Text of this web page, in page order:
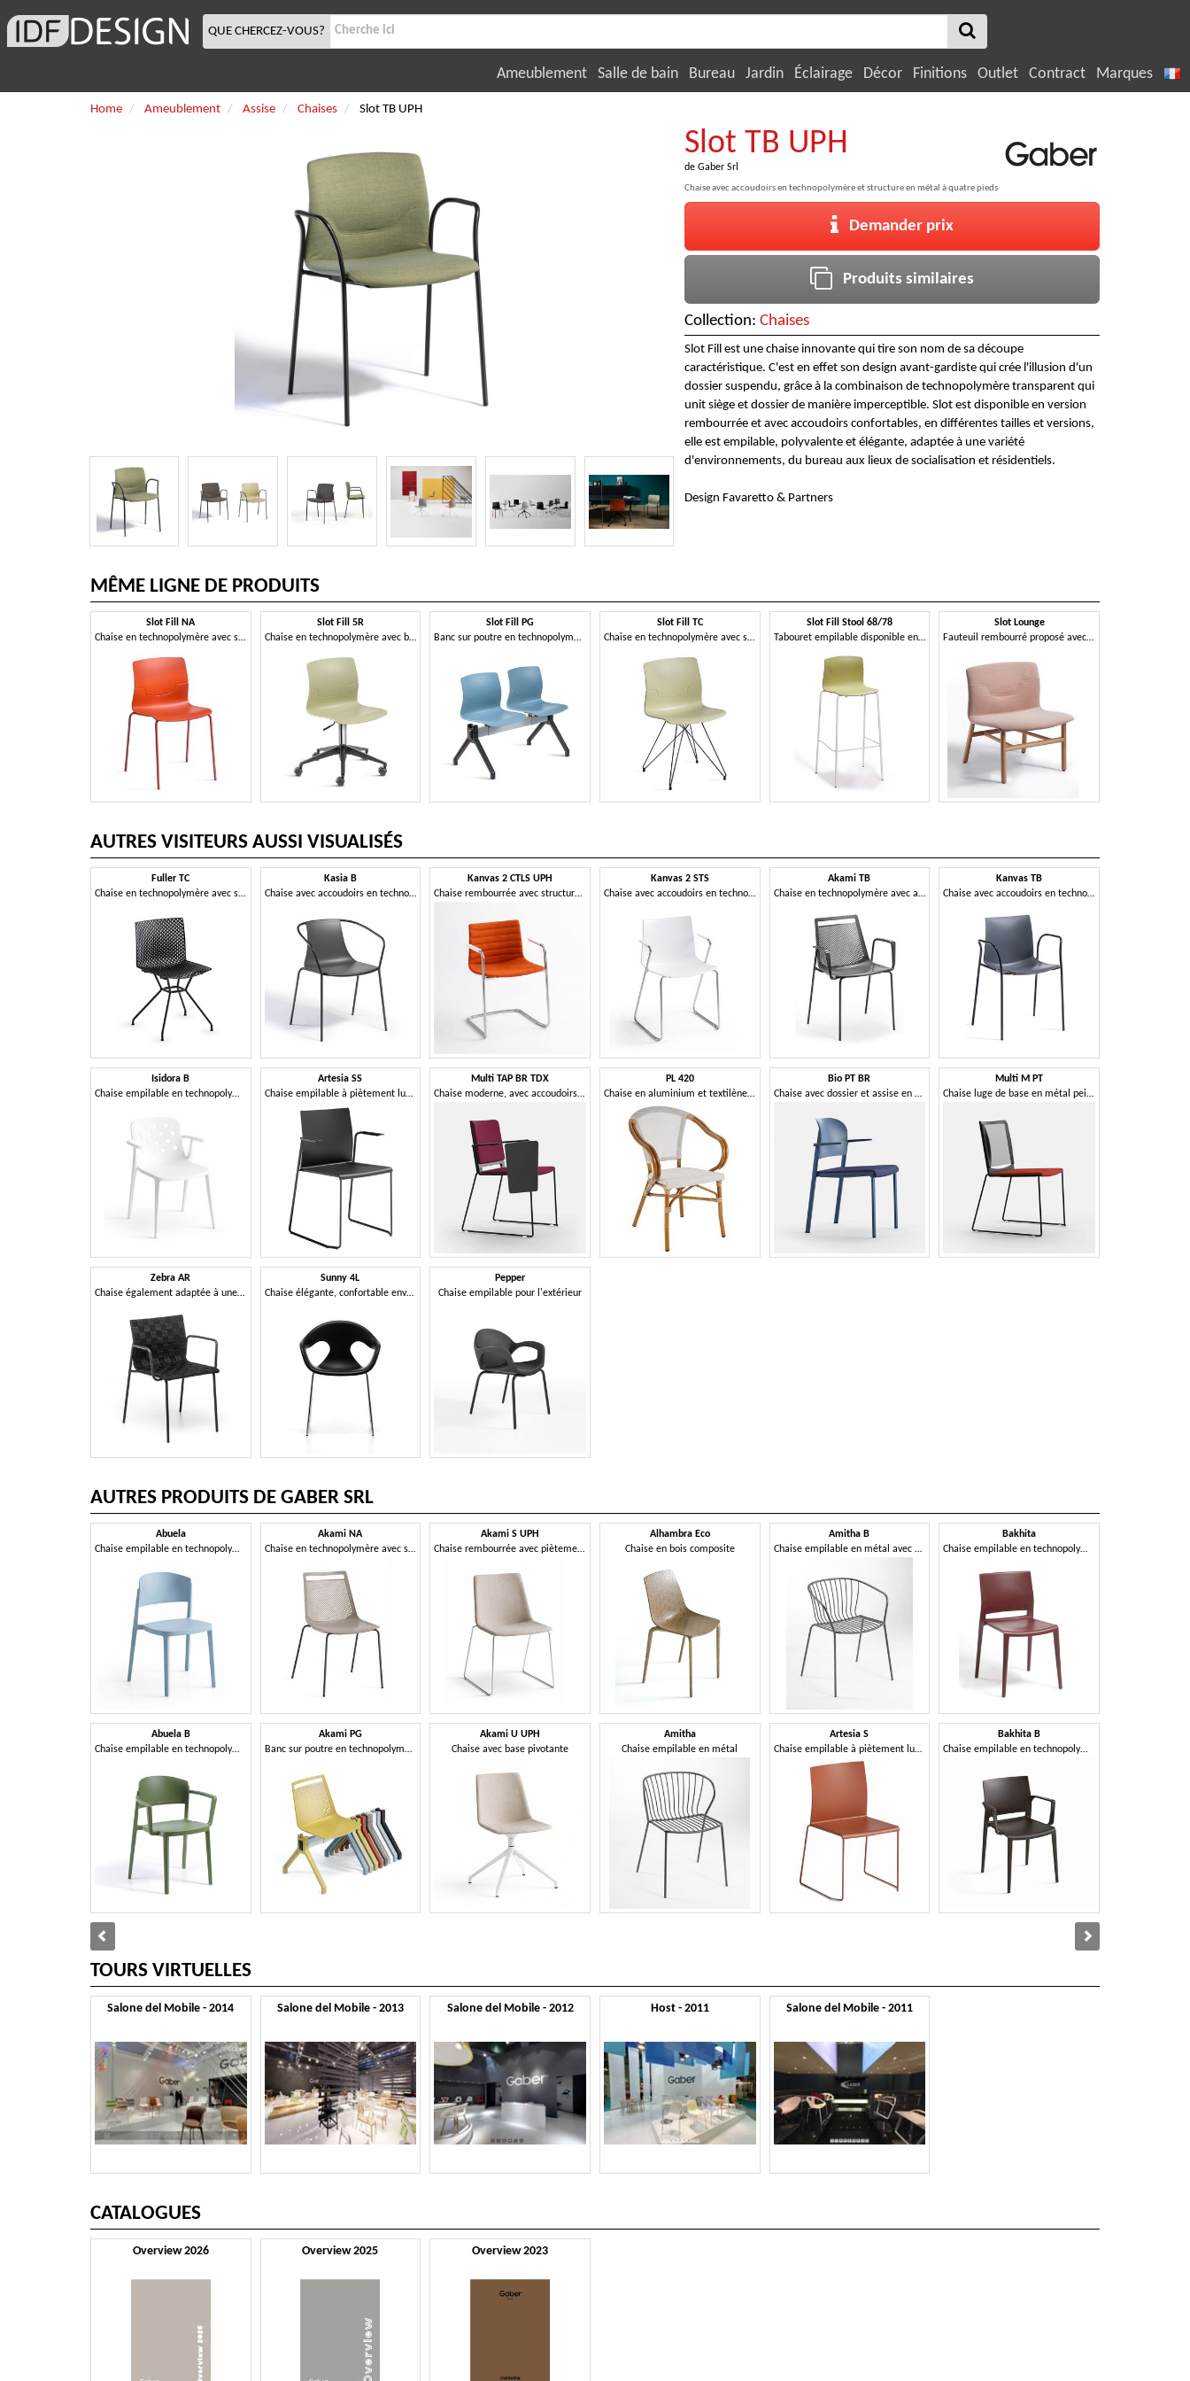
QUE CHERCEZ-VOUS?
Ameublement Salle de bain Bureau Jardin Éclairage Décor Finitions Outlet Contract Marques
Home Ameublement Assise Chaises Slot TB UPH
Slot TB UPH
de Gaber Srl
Chaise avec accoudoirs en technopolymère et structure en métal à quatre pieds
Demander prix
Produits similaires
Collection: Chaises
Slot Fill est une chaise innovante qui tire son nom de sa découpe
caractéristique. C'est en effet son design avant-gardiste qui crée l'illusion d'un
dossier suspendu, grâce à la combinaison de technopolymère transparent qui
unit siège et dossier de manière imperceptible. Slot est disponible en version
rembourrée et avec accoudoirs confortables, en différentes tailles et versions,
elle est empilable, polyvalente et élégante, adaptée à une variété
d'environnements, du bureau aux lieux de socialisation et résidentiels.
Design Favaretto & Partners
MÊME LIGNE DE PRODUITS
Slot Fill NA
Chaise en technopolymère avec structure en métal à quatre pieds
Slot Fill 5R
Chaise en technopolymère avec base pivotante sur roulettes
Slot Fill PG
Banc sur poutre en technopolymère
Slot Fill TC
Chaise en technopolymère avec structure en treillis
Slot Fill Stool 68/78
Tabouret empilable disponible en deux hauteurs, en technopolymère ou tapissé
Slot Lounge
Fauteuil rembourré proposé avec différentes options de base
AUTRES VISITEURS AUSSI VISUALISÉS
Fuller TC
Chaise en technopolymère avec structure en treillis
Kasia B
Chaise avec accoudoirs en technopolymère et structure en métal à quatre pieds
Kanvas 2 CTLS UPH
Chaise rembourrée avec structure en métal cantilever
Kanvas 2 STS
Chaise avec accoudoirs en technopolymère et structure luge en métal
Akami TB
Chaise en technopolymère avec accoudoirs et structure métallique à 4 pieds
Kanvas TB
Chaise avec accoudoirs en technopolymère et structure en métal à quatre pieds
Isidora B
Chaise empilable en technopolymère avec accoudoirs
Artesia SS
Chaise empilable à piètement luge avec accoudoirs en technopolymère
Multi TAP BR TDX
Chaise moderne, avec accoudoirs, piètement luge
PL 420
Chaise en aluminium et textilène, dans style de bambou
Bio PT BR
Chaise avec dossier et assise en polypropylène recyclé et certifié
Multi M PT
Chaise luge de base en métal peint, dossier en maille, assise en polypropylène
Zebra AR
Chaise également adaptée à une utilisation en extérieur
Sunny 4L
Chaise élégante, confortable enveloppe en polypropylène, empilable
Pepper
Chaise empilable pour l'extérieur
AUTRES PRODUITS DE GABER SRL
Abuela
Chaise empilable en technopolymère
Abuela B
Chaise empilable en technopolymère avec accoudoirs
Akami NA
Chaise en technopolymère avec structure métallique à 4 pieds
Akami PG
Banc sur poutre en technopolymère
Akami S UPH
Chaise rembourrée avec piètement luge en métal
Akami U UPH
Chaise avec base pivotante
Alhambra Eco
Chaise en bois composite
Amitha
Chaise empilable en métal
Amitha B
Chaise empilable en métal avec accoudoirs
Artesia S
Chaise empilable à piètement luge en technopolymère
Bakhita
Chaise empilable en technopolymère
Bakhita B
Chaise empilable en technopolymère avec accoudoirs
TOURS VIRTUELLES
Salone del Mobile - 2014 Salone del Mobile - 2013 Salone del Mobile - 2012 Host - 2011 Salone del Mobile - 2011
CATALOGUES
Overview 2026 Overview 2025 Overview 2023